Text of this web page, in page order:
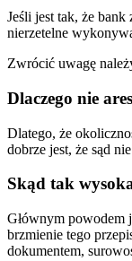
Jeśli jest tak, że
nierzetelne
Zwrócić uwagę
Dlaczego nie
Dlatego, że
dobrze jest, że sąd
Skąd tak
Głównym powodem
brzmienie tego
dokumentem,